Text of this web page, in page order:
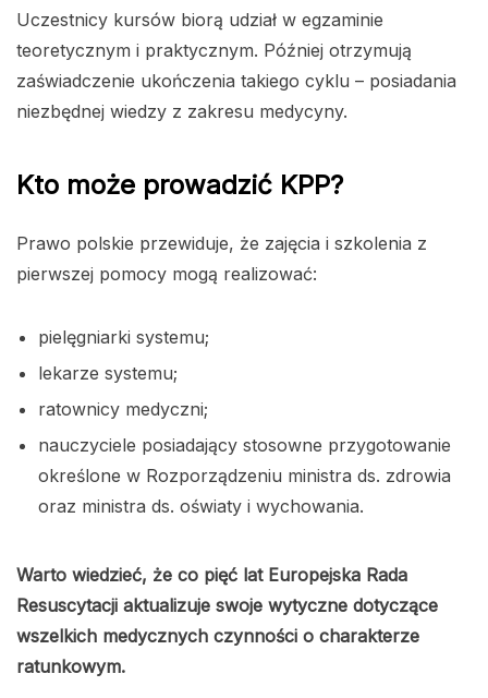
Uczestnicy kursów biorą udział w egzaminie
teoretycznym i praktycznym. Później otrzymują
zaświadczenie ukończenia takiego cyklu – posiadania
niezbędnej wiedzy z zakresu medycyny.
Kto może prowadzić KPP?
Prawo polskie przewiduje, że zajęcia i szkolenia z
pierwszej pomocy mogą realizować:
pielęgniarki systemu;
lekarze systemu;
ratownicy medyczni;
nauczyciele posiadający stosowne przygotowanie
określone w Rozporządzeniu ministra ds. zdrowia
oraz ministra ds. oświaty i wychowania.
Warto wiedzieć, że co pięć lat Europejska Rada
Resuscytacji aktualizuje swoje wytyczne dotyczące
wszelkich medycznych czynności o charakterze
ratunkowym.